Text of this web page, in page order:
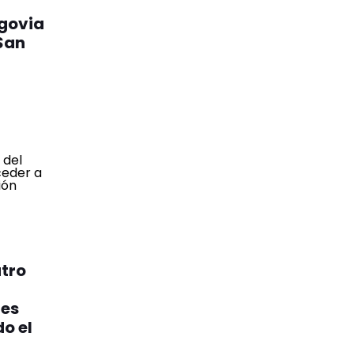
el